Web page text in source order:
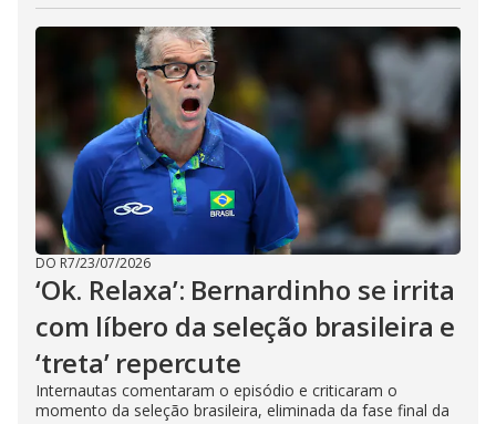
DO R7/23/07/2026
‘Ok. Relaxa’: Bernardinho se irrita
com líbero da seleção brasileira e
‘treta’ repercute
Internautas comentaram o episódio e criticaram o
momento da seleção brasileira, eliminada da fase final da